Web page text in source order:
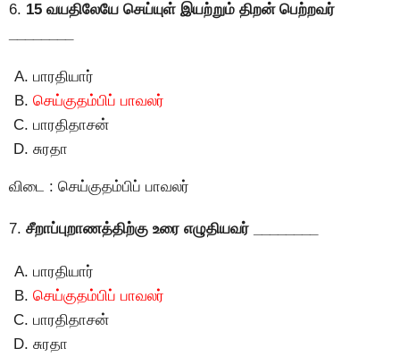
6. 15 வயதிலேயே செய்யுள் இயற்றும் திறன் பெற்றவர்
பாரதியார்
செய்குதம்பிப் பாவலர்
பாரதிதாசன்
சுரதா
விடை : செய்குதம்பிப் பாவலர்
7. சீறாப்புறாணத்திற்கு உரை எழுதியவர் ________
பாரதியார்
செய்குதம்பிப் பாவலர்
பாரதிதாசன்
சுரதா